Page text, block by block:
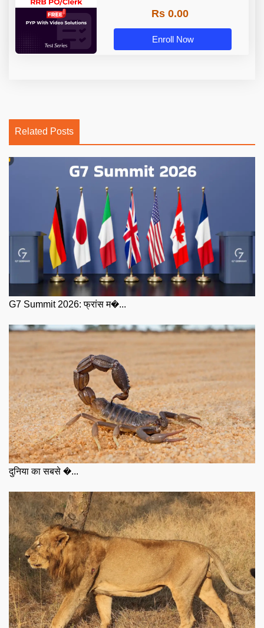
Rs 0.00
Enroll Now
Related Posts
G7 Summit 2026: फ्रांस म�...
दुनिया का सबसे �...